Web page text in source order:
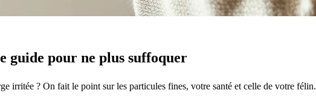
guide pour ne plus suffoquer
irritée ? On fait le point sur les particules fines, votre santé et celle de votre félin.